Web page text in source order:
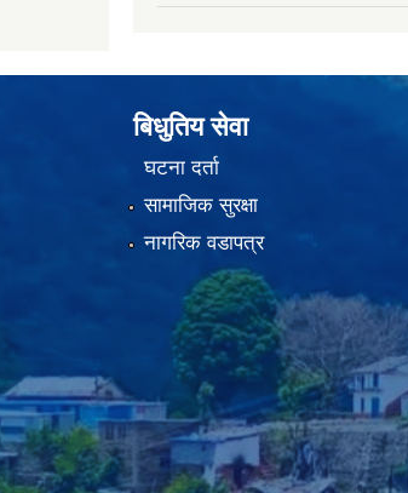
बिधुतिय सेवा
घटना दर्ता
सामाजिक सुरक्षा
नागरिक वडापत्र